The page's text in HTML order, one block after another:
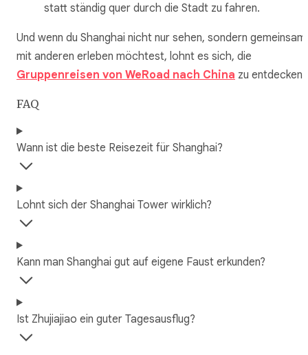
statt ständig quer durch die Stadt zu fahren.
Und wenn du Shanghai nicht nur sehen, sondern gemeinsam
mit anderen erleben möchtest, lohnt es sich, die
Gruppenreisen von WeRoad nach China zu entdecken.
FAQ
Wann ist die beste Reisezeit für Shanghai?
Lohnt sich der Shanghai Tower wirklich?
Kann man Shanghai gut auf eigene Faust erkunden?
Ist Zhujiajiao ein guter Tagesausflug?